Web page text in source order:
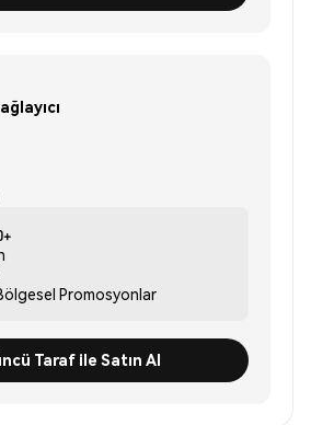
Promosyonlar
Taraf ile Satın Al